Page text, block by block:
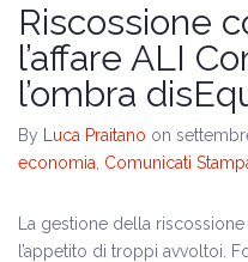
Riscossione
l’affare ALI
l’ombra
By Luca Praitano on
economia Comunicati
La gestione della
l’appetito di troppi avvoltoi.